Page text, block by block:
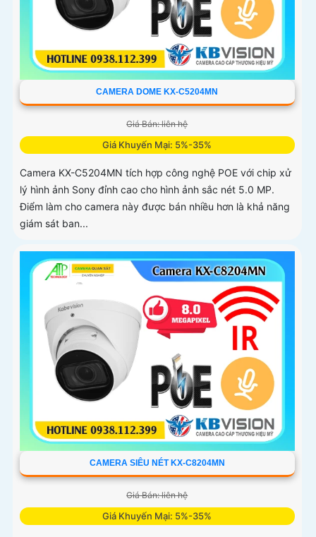
CAMERA DOME KX-C5204MN
Giá Bán: liên hệ
Giá Khuyến Mại: 5%-35%
Camera KX-C5204MN tích hợp công nghệ POE với chip xử
lý hình ảnh Sony đỉnh cao cho hình ảnh sắc nét 5.0 MP.
Điểm làm cho camera này được bán nhiều hơn là khả năng
giám sát ban...
CAMERA SIÊU NÉT KX-C8204MN
Giá Bán: liên hệ
Giá Khuyến Mại: 5%-35%